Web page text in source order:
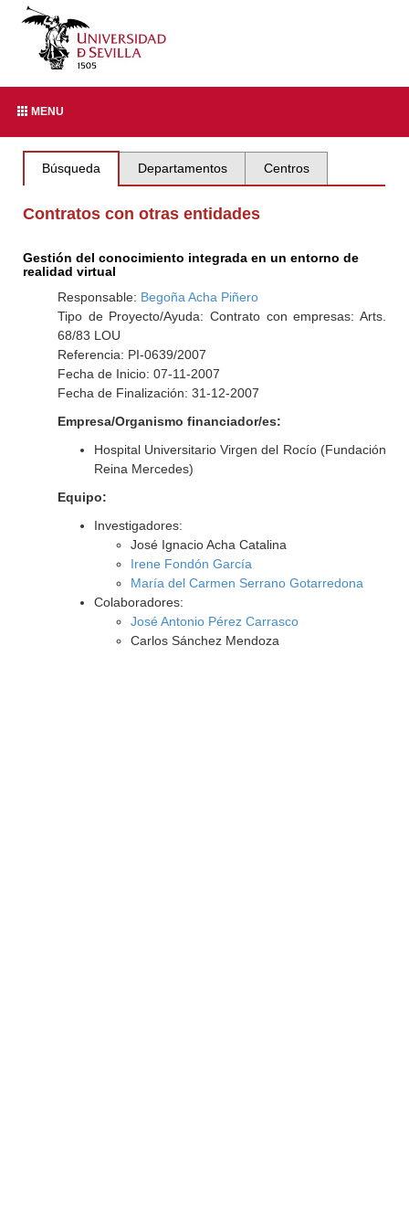
MENU
Búsqueda Departamentos Centros
Contratos con otras entidades
Gestión del conocimiento integrada en un entorno de
realidad virtual
Responsable: Begoña Acha Piñero
Tipo de Proyecto/Ayuda: Contrato con empresas: Arts.
68/83 LOU
Referencia: PI-0639/2007
Fecha de Inicio: 07-11-2007
Fecha de Finalización: 31-12-2007
Empresa/Organismo financiador/es:
Hospital Universitario Virgen del Rocío (Fundación
Reina Mercedes)
Equipo:
Investigadores:
José Ignacio Acha Catalina
Irene Fondón García
María del Carmen Serrano Gotarredona
Colaboradores:
José Antonio Pérez Carrasco
Carlos Sánchez Mendoza